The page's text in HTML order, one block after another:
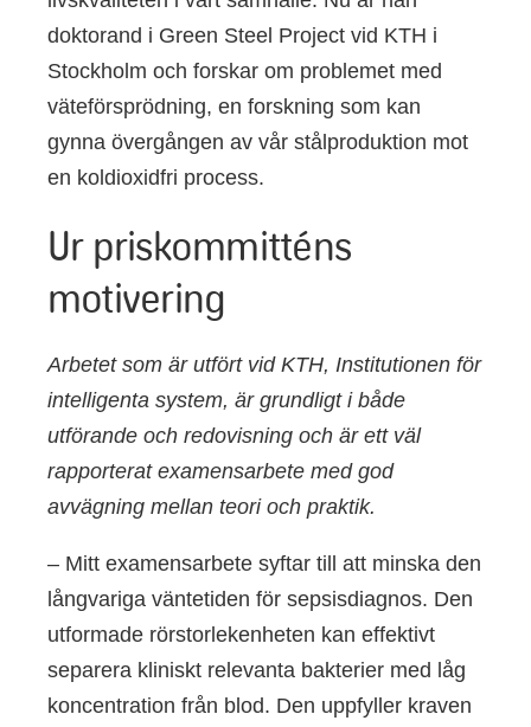
doktorand i Green Steel Project vid KTH i
Stockholm och forskar om problemet med
väteförsprödning, en forskning som kan
gynna övergången av vår stålproduktion mot
en koldioxidfri process.
Ur priskommitténs
motivering
Arbetet som är utfört vid KTH, Institutionen för
intelligenta system, är grundligt i både
utförande och redovisning och är ett väl
rapporterat examensarbete med god
avvägning mellan teori och praktik.
– Mitt examensarbete syftar till att minska den
långvariga väntetiden för sepsisdiagnos. Den
utformade rörstorlekenheten kan effektivt
separera kliniskt relevanta bakterier med låg
koncentration från blod. Den uppfyller kraven